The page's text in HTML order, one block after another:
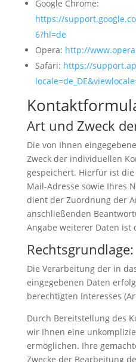
Google Chrome:
https://
6?hl=de
Opera: http://
Safari: https://
Art und Zweck
Die von Ihnen
Zweck der individuellen
gespeichert. Hierfür ist
Mail-Adresse sowie Ihres
dient der Zuordnung der
anschließenden
Angabe weiterer Daten ist
Rechtsgrundlage:
Die Verarbeitung der in
eingegebenen Daten
berechtigten Interesses
Durch Bereitstellung des
wir Ihnen eine
ermöglichen. Ihre
Zwecke der Bearbeitung